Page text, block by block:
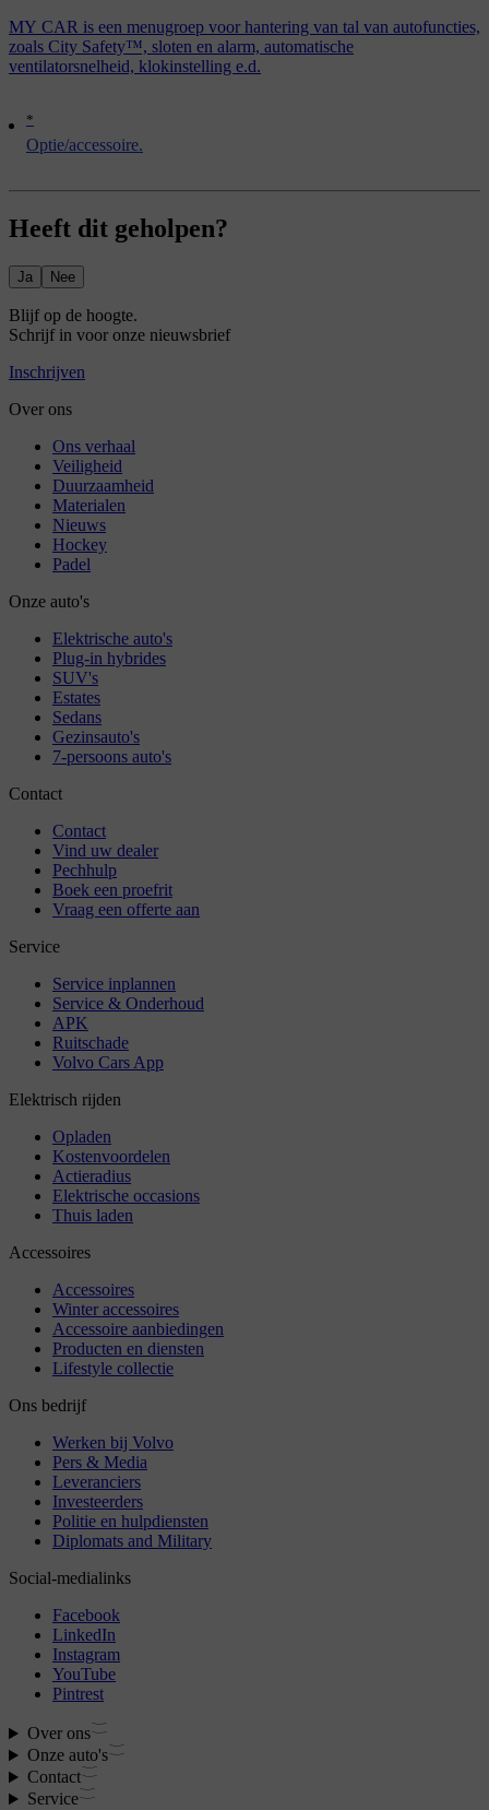
*
Optie/accessoire.
MY CAR is een menugroep voor hantering van tal van autofuncties,
zoals City Safety™, sloten en alarm, automatische
ventilatorsnelheid, klokinstelling e.d.
Heeft dit geholpen?
Ja Nee